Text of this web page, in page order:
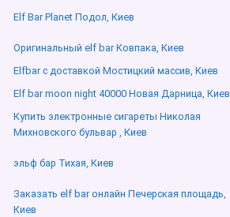
Elf Bar Planet Подол, Киев
Оригинальный elf bar Ковпака, Киев
Elfbar с доставкой Мостицкий массив, Киев
Elf bar moon night 40000 Новая Дарница, Киев
Купить электронные сигареты Николая
Михновского бульвар , Киев
эльф бар Тихая, Киев
Заказать elf bar онлайн Печерская площадь,
Киев